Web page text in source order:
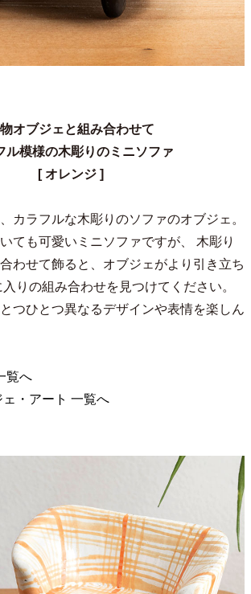
オブジェと組み合わせて
ル模様の木彫りのミニソファ
[ オレンジ ]
カラフルな木彫りのソファのオブジェ。
ても可愛いミニソファですが、 木彫り
わせて飾ると、オブジェがより引き立ち
りの組み合わせを見つけてください。
つひとつ異なるデザインや表情を楽しん
覧へ
ェ・アート 一覧へ